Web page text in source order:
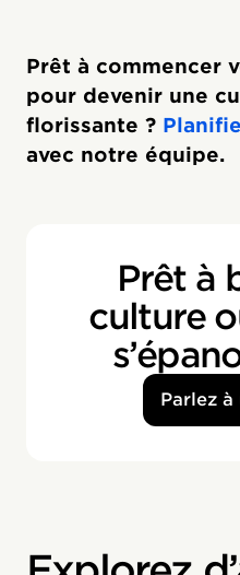
Prêt à commencer
pour devenir une
florissante ?
avec notre équipe.
Prêt à
culture
Parlez